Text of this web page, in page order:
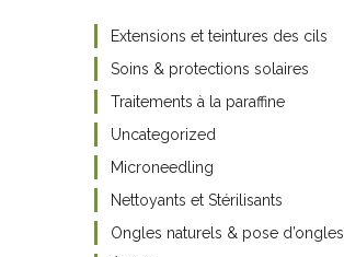
Extensions et teintures des cils
Soins & protections solaires
Traitements à la paraffine
Uncategorized
Microneedling
Nettoyants et Stérilisants
Ongles naturels & pose d’ongles